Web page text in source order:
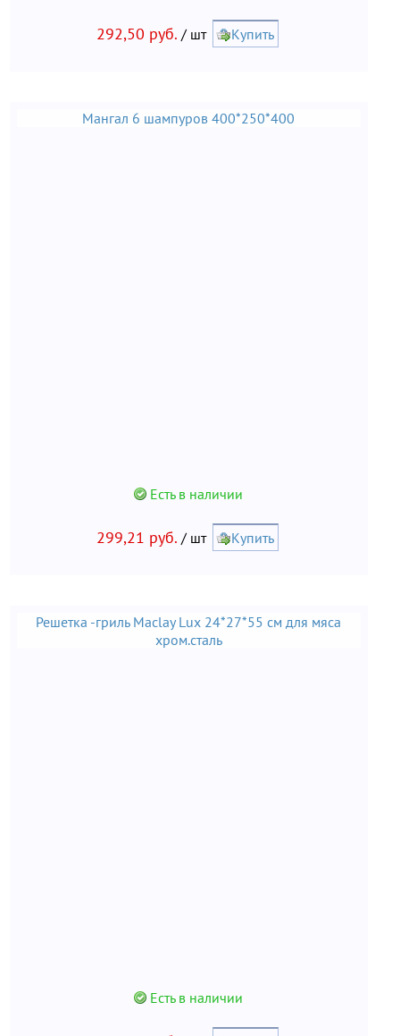
292,50 руб. / шт Купить
Мангал 6 шампуров 400*250*400
Есть в наличии
299,21 руб. / шт Купить
Решетка -гриль Maclay Lux 24*27*55 см для мяса
хром.сталь
Есть в наличии